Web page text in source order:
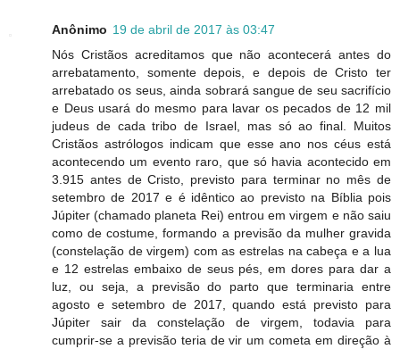
Anônimo 19 de abril de 2017 às 03:47
Nós Cristãos acreditamos que não acontecerá antes do
arrebatamento, somente depois, e depois de Cristo ter
arrebatado os seus, ainda sobrará sangue de seu sacrifício
e Deus usará do mesmo para lavar os pecados de 12 mil
judeus de cada tribo de Israel, mas só ao final. Muitos
Cristãos astrólogos indicam que esse ano nos céus está
acontecendo um evento raro, que só havia acontecido em
3.915 antes de Cristo, previsto para terminar no mês de
setembro de 2017 e é idêntico ao previsto na Bíblia pois
Júpiter (chamado planeta Rei) entrou em virgem e não saiu
como de costume, formando a previsão da mulher gravida
(constelação de virgem) com as estrelas na cabeça e a lua
e 12 estrelas embaixo de seus pés, em dores para dar a
luz, ou seja, a previsão do parto que terminaria entre
agosto e setembro de 2017, quando está previsto para
Júpiter sair da constelação de virgem, todavia para
cumprir-se a previsão teria de vir um cometa em direção à